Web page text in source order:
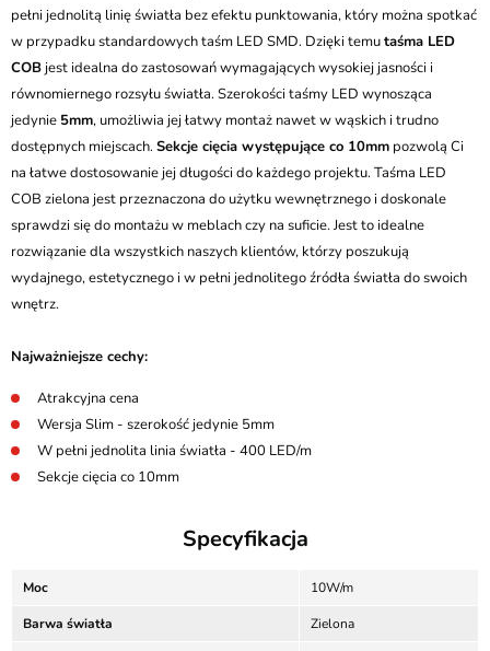
pełni jednolitą linię światła bez efektu punktowania, który można spotkać
w przypadku standardowych taśm LED SMD. Dzięki temutaśma LED
COB jest idealna do zastosowań wymagających wysokiej jasności i
równomiernego rozsyłu światła. Szerokości taśmy LED wynosząca
jedynie 5mm, umożliwia jej łatwy montaż nawet w wąskich i trudno
dostępnych miejscach.Sekcje cięcia występujące co 10mm pozwolą Ci
na łatwe dostosowanie jej długości do każdego projektu. Taśma LED
COB zielona jest przeznaczona do użytku wewnętrznego i doskonale
sprawdzi się do montażu w meblach czy na suficie. Jest to idealne
rozwiązanie dla wszystkich naszych klientów, którzy poszukują
wydajnego, estetycznego i w pełni jednolitego źródła światła do swoich
wnętrz.
Najważniejsze cechy:
Atrakcyjna cena
Wersja Slim - szerokość jedynie 5mm
W pełni jednolita linia światła - 400 LED/m
Sekcje cięcia co 10mm
Specyfikacja
Moc 10W/m
Barwa światła Zielona